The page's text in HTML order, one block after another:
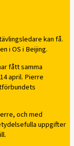
kan få.
i OS i Beijing.
fått samma
april. Pierre
och med
uppgifter